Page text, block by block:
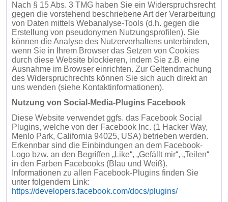
Nach § 15 Abs. 3 TMG haben Sie ein Widerspruchsrecht
gegen die vorstehend beschriebene Art der Verarbeitung
von Daten mittels Webanalyse-Tools (d.h. gegen die
Erstellung von pseudonymen Nutzungsprofilen). Sie
können die Analyse des Nutzerverhaltens unterbinden,
wenn Sie in Ihrem Browser das Setzen von Cookies
durch diese Website blockieren, indem Sie z.B. eine
Ausnahme im Browser einrichten. Zur Geltendmachung
des Widerspruchrechts können Sie sich auch direkt an
uns wenden (siehe Kontaktinformationen).
Nutzung von Social-Media-Plugins Facebook
Diese Website verwendet ggfs. das Facebook Social
Plugins, welche von der Facebook Inc. (1 Hacker Way,
Menlo Park, California 94025, USA) betrieben werden.
Erkennbar sind die Einbindungen an dem Facebook-
Logo bzw. an den Begriffen „Like“, „Gefällt mir“, „Teilen“
in den Farben Facebooks (Blau und Weiß).
Informationen zu allen Facebook-Plugins finden Sie
unter folgendem Link:
https://developers.facebook.com/docs/plugins/